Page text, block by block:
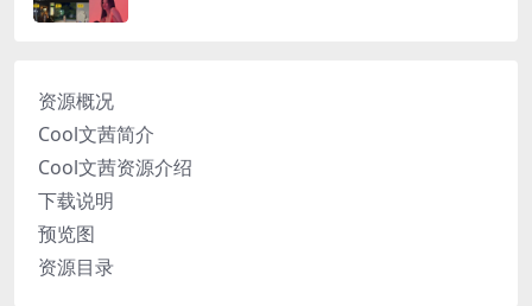
资源概况
Cool文茜简介
Cool文茜资源介绍
下载说明
预览图
资源目录